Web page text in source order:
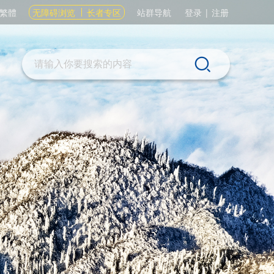
繁體 无障碍浏览 长者专区 站群导航 登录 | 注册